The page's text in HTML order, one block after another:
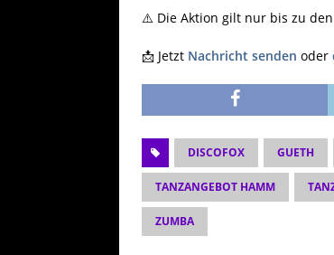
⚠️ Die Aktion gilt nur bis zu
📩 Jetzt Nachricht senden oder
DISCOFOX GUETH
TANZANGEBOT HAMM
ZUMBA